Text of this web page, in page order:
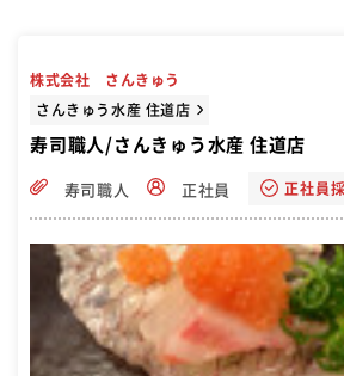
株式会社 さんきゅう
さんきゅう水産 住道店
寿司職人/さんきゅう水産 住道店
寿司職人 正社員 正社員